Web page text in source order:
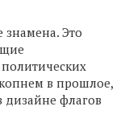
знамена. Это
в прошлое,
дизайне флагов